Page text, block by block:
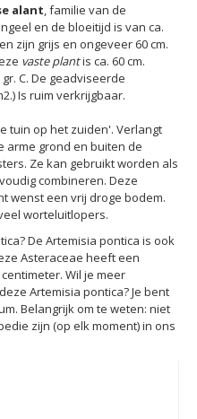
alant , familie van de
en de bloeitijd is van ca.
zijn grijs en ongeveer 60 cm.
vaste plantis ca. 60 cm.
C. De geadviseerde
Is ruim verkrijgbaar.
tuin op het zuiden'. Verlangt
arme grond en buiten de
Ze kan gebruikt worden als
combineren. Deze
wenst een vrij droge bodem.
worteluitlopers.
De Artemisia pontica is ook
Asteraceae heeft een
Wil je meer
Artemisia pontica? Je bent
Belangrijk om te weten: niet
zijn (op elk moment) in ons